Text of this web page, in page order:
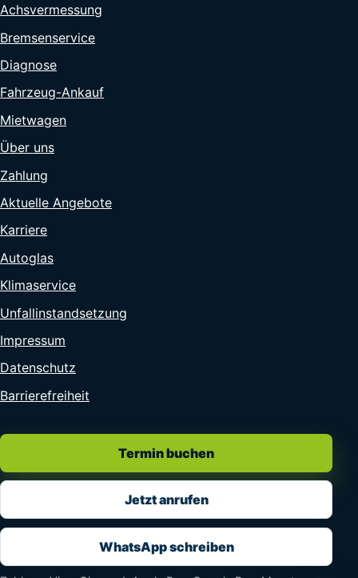
Achsvermessung
Bremsenservice
Diagnose
Fahrzeug-Ankauf
Mietwagen
Über uns
Zahlung
Aktuelle Angebote
Karriere
Autoglas
Klimaservice
Unfallinstandsetzung
Impressum
Datenschutz
Barrierefreiheit
Termin buchen
Jetzt anrufen
WhatsApp schreiben